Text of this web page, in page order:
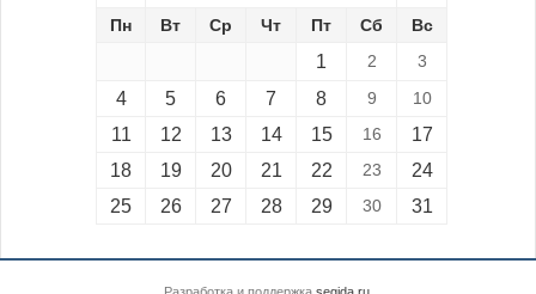
Пн Вт Ср Чт Пт Сб Вс
1 2 3
4 5 6 7 8 9 10
11 12 13 14 15 16
17
18
19 20 21 22 23
24
25
26 27 28 29 30 31